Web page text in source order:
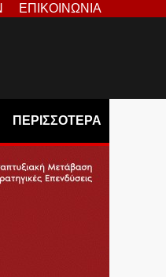
ΕΠΙΚΟΙΝΩΝΙΑ
ΠΕΡΙΣΣΟΤΕΡΑ